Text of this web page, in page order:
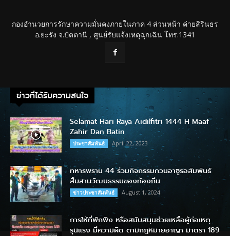
กองอำนวยการรักษาความมั่นคงภายในภาค 4 ส่วนหน้า ค่ายสิรินธร
อ.ยะรัง จ.ปัตตานี , ศูนย์รับแจ้งเหตุฉุกเฉิน โทร.1341
ข่าวที่ได้รับความสนใจ
Selamat Hari Raya Aidilfitri 1444 H Maaf
Zahir Dan Batin
ประชาสัมพันธ์ April 22, 2023
ทหารพราน 44 ร่วมกิจกรรมกวนอาซูรอสัมพันธ์
สืบสานวัฒนธรรมของท้องถิ่น
ข่าวประชาสัมพันธ์ August 1, 2024
การให้ที่พักพิง หรือสนับสนุนช่วยเหลือผู้ก่อเหตุ
รุนแรง มีความผิด ตามกฎหมายอาญา มาตรา 189